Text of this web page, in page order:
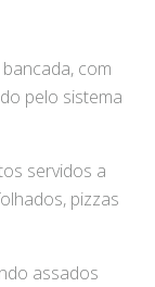
com
pelo sistema
servidos a
pizzas
assados